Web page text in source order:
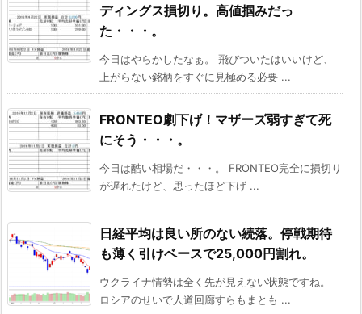
ディングス損切り。高値掴みだっ
た・・・。
今日はやらかしたなぁ。 飛びついたはいいけど、
上がらない銘柄をすぐに見極める必要 ...
FRONTEO劇下げ！マザーズ弱すぎて死
にそう・・・。
今日は酷い相場だ・・・。 FRONTEO完全に損切り
が遅れたけど、思ったほど下げ ...
日経平均は良い所のない続落。停戦期待
も薄く引けベースで25,000円割れ。
ウクライナ情勢は全く先が見えない状態ですね。
ロシアのせいで人道回廊すらもまとも ...